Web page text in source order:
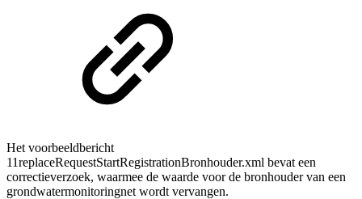
Het voorbeeldbericht
11replaceRequestStartRegistrationBronhouder.xml bevat een
correctieverzoek, waarmee de waarde voor de bronhouder van een
grondwatermonitoringnet wordt vervangen.